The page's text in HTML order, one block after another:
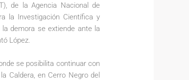
de la Agencia Nacional de
la Investigación Científica y
demora se extiende ante la
López.
se posibilita continuar con
Caldera, en Cerro Negro del